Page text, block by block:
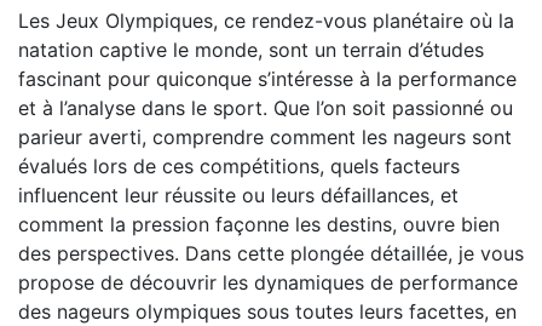
Les Jeux Olympiques, ce rendez-vous planétaire où la
natation captive le monde, sont un terrain d’études
fascinant pour quiconque s’intéresse à la performance
et à l’analyse dans le sport. Que l’on soit passionné ou
parieur averti, comprendre comment les nageurs sont
évalués lors de ces compétitions, quels facteurs
influencent leur réussite ou leurs défaillances, et
comment la pression façonne les destins, ouvre bien
des perspectives. Dans cette plongée détaillée, je vous
propose de découvrir les dynamiques de performance
des nageurs olympiques sous toutes leurs facettes, en